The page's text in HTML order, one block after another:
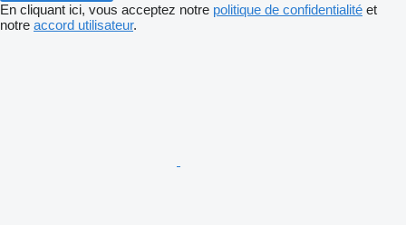
En cliquant ici, vous acceptez notre politique de confidentialité et
notre accord utilisateur.